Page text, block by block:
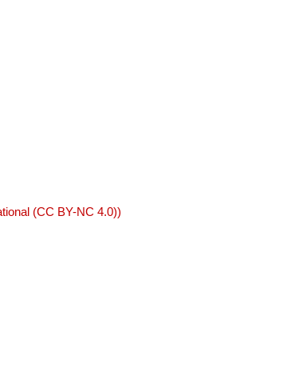
(CC BY-NC 4.0))